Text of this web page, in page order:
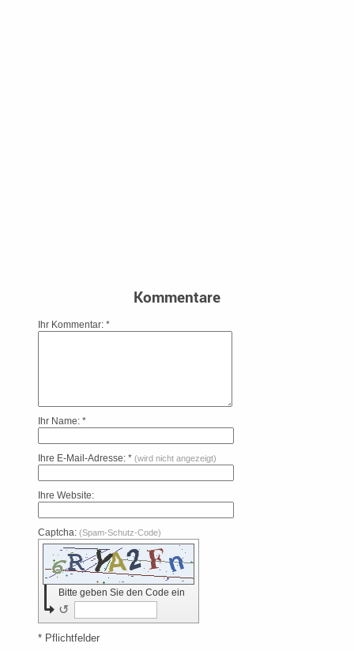
Kommentare
Ihr Kommentar: *
Ihr Name: *
Ihre E-Mail-Adresse: * (wird nicht angezeigt)
Ihre Website:
Captcha: (Spam-Schutz-Code)
Bitte geben Sie den Code ein
↺
* Pflichtfelder